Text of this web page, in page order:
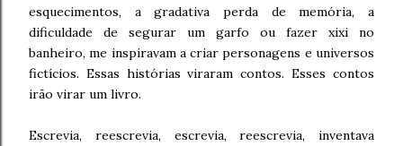
esquecimentos, a gradativa perda de memória, a
dificuldade de segurar um garfo ou fazer xixi no
banheiro, me inspiravam a criar personagens e universos
fictícios. Essas histórias viraram contos. Esses contos
irão virar um livro.
Escrevia, reescrevia, escrevia, reescrevia, inventava